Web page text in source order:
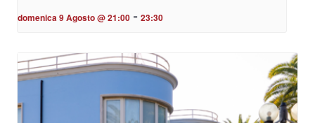
domenica 9 Agosto @ 21:00 - 23:30